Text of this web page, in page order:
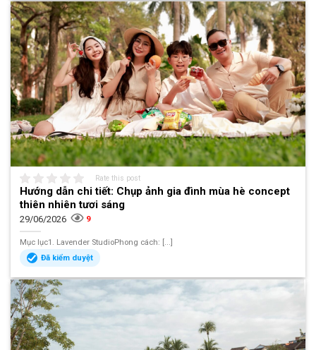
Rate this post
Hướng dẫn chi tiết: Chụp ảnh gia đình mùa hè concept
thiên nhiên tươi sáng
29/06/2026 9
Mục lục1. Lavender StudioPhong cách: [...]
Đã kiểm duyệt